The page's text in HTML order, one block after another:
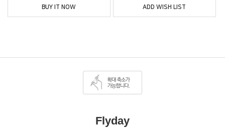
BUY IT NOW ADD WISH LIST
Flyday